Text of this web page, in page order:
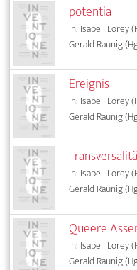
potentia
In: Isabell Lorey
Gerald Raunig
Ereignis
In: Isabell Lorey
Gerald Raunig
In: Isabell Lorey
Gerald Raunig
Queere
In: Isabell Lorey
Gerald Raunig